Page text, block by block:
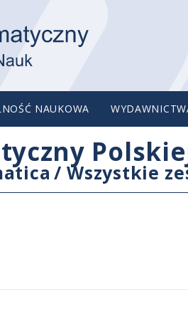
NAUKOWA
/Wszystkie